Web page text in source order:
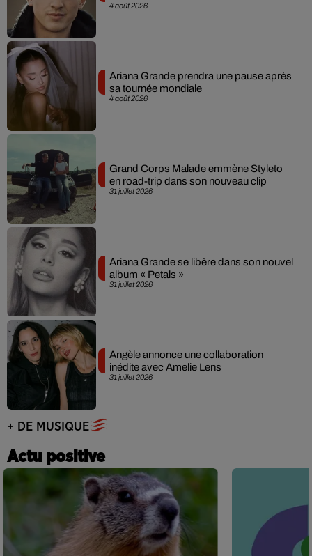
4 août 2026
4 août 2026
Ariana Grande prendra une pause après
sa tournée mondiale
31 juillet 2026
Grand Corps Malade emmène Styleto
en road-trip dans son nouveau clip
31 juillet 2026
Ariana Grande se libère dans son nouvel
album « Petals »
31 juillet 2026
Angèle annonce une collaboration
inédite avec Amelie Lens
+ DE MUSIQUE
Actu positive